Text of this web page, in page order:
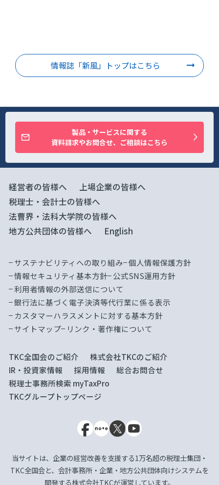
情報誌「新風」トップはこちら
製品・サービスに関する
資料請求やお問合せ、ご相談はこちら
経営者の皆様へ
上場企業の皆様へ
税理士・会計士の皆様へ
法曹界・法科大学院の皆様へ
地方公共団体の皆様へ
English
サステナビリティへの取り組み 個人情報保護方針
情報セキュリティ基本方針 公式SNS運用方針
利用者情報の外部送信について
銀行法に基づく電子決済等代行業に係る表示
カスタマーハラスメントに対する基本方針
サイトマップ
リンク・著作権について
TKC全国会のご紹介
株式会社TKCのご紹介
IR・投資家情報
採用情報
総合お問合せ
税理士事務所検索 myTaxPro
TKCグループトップページ
当サイトは、企業の経営改善を支援する1万名超の税理士集団・
TKC全国会と、会計事務所・企業・地方公共団体向けシステムを
開発する株式会社TKCが運営しています。